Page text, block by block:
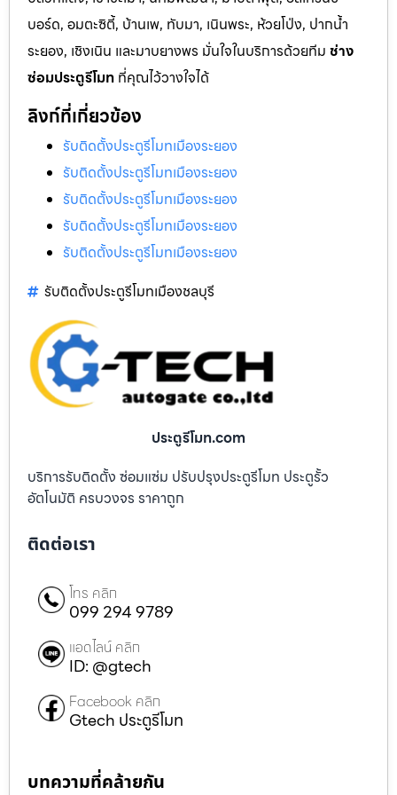
บอร์ด, อมตะซิตี้, บ้านเพ, ทับมา, เนินพระ, ห้วยโป่ง, ปากน้ำ
ระยอง, เชิงเนิน และมาบยางพร มั่นใจในบริการด้วยทีม ช่าง
ซ่อมประตูรีโมท ที่คุณไว้วางใจได้
ลิงก์ที่เกี่ยวข้อง
รับติดตั้งประตูรีโมทเมืองระยอง
รับติดตั้งประตูรีโมทเมืองระยอง
รับติดตั้งประตูรีโมทเมืองระยอง
รับติดตั้งประตูรีโมทเมืองระยอง
รับติดตั้งประตูรีโมทเมืองระยอง
รับติดตั้งประตูรีโมทเมืองชลบุรี
ประตูรีโมท.com
บริการรับติดตั้ง ซ่อมแซ่ม ปรับปรุงประตูรีโมท ประตูรั้ว
อัตโนมัติ ครบวงจร ราคาถูก
ติดต่อเรา
โทร คลิก
099 294 9789
แอดไลน์ คลิก
ID: @gtech
Facebook คลิก
Gtech ประตูรีโมท
บทความที่คล้ายกัน